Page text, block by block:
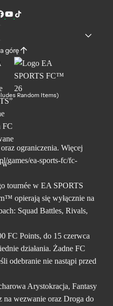
górę
Random Items)
ograniczenia. Więcej
games/ea-sports-fc/fc-
tournée w EA SPORTS
opierają się wyłącznie na
Squad Battles, Rivals,
FC Points, do 15 czerwca
działania. Żadne FC
odebranie nie nastąpi przed
Arystokracja, Fantasy
wezwanie oraz Droga do